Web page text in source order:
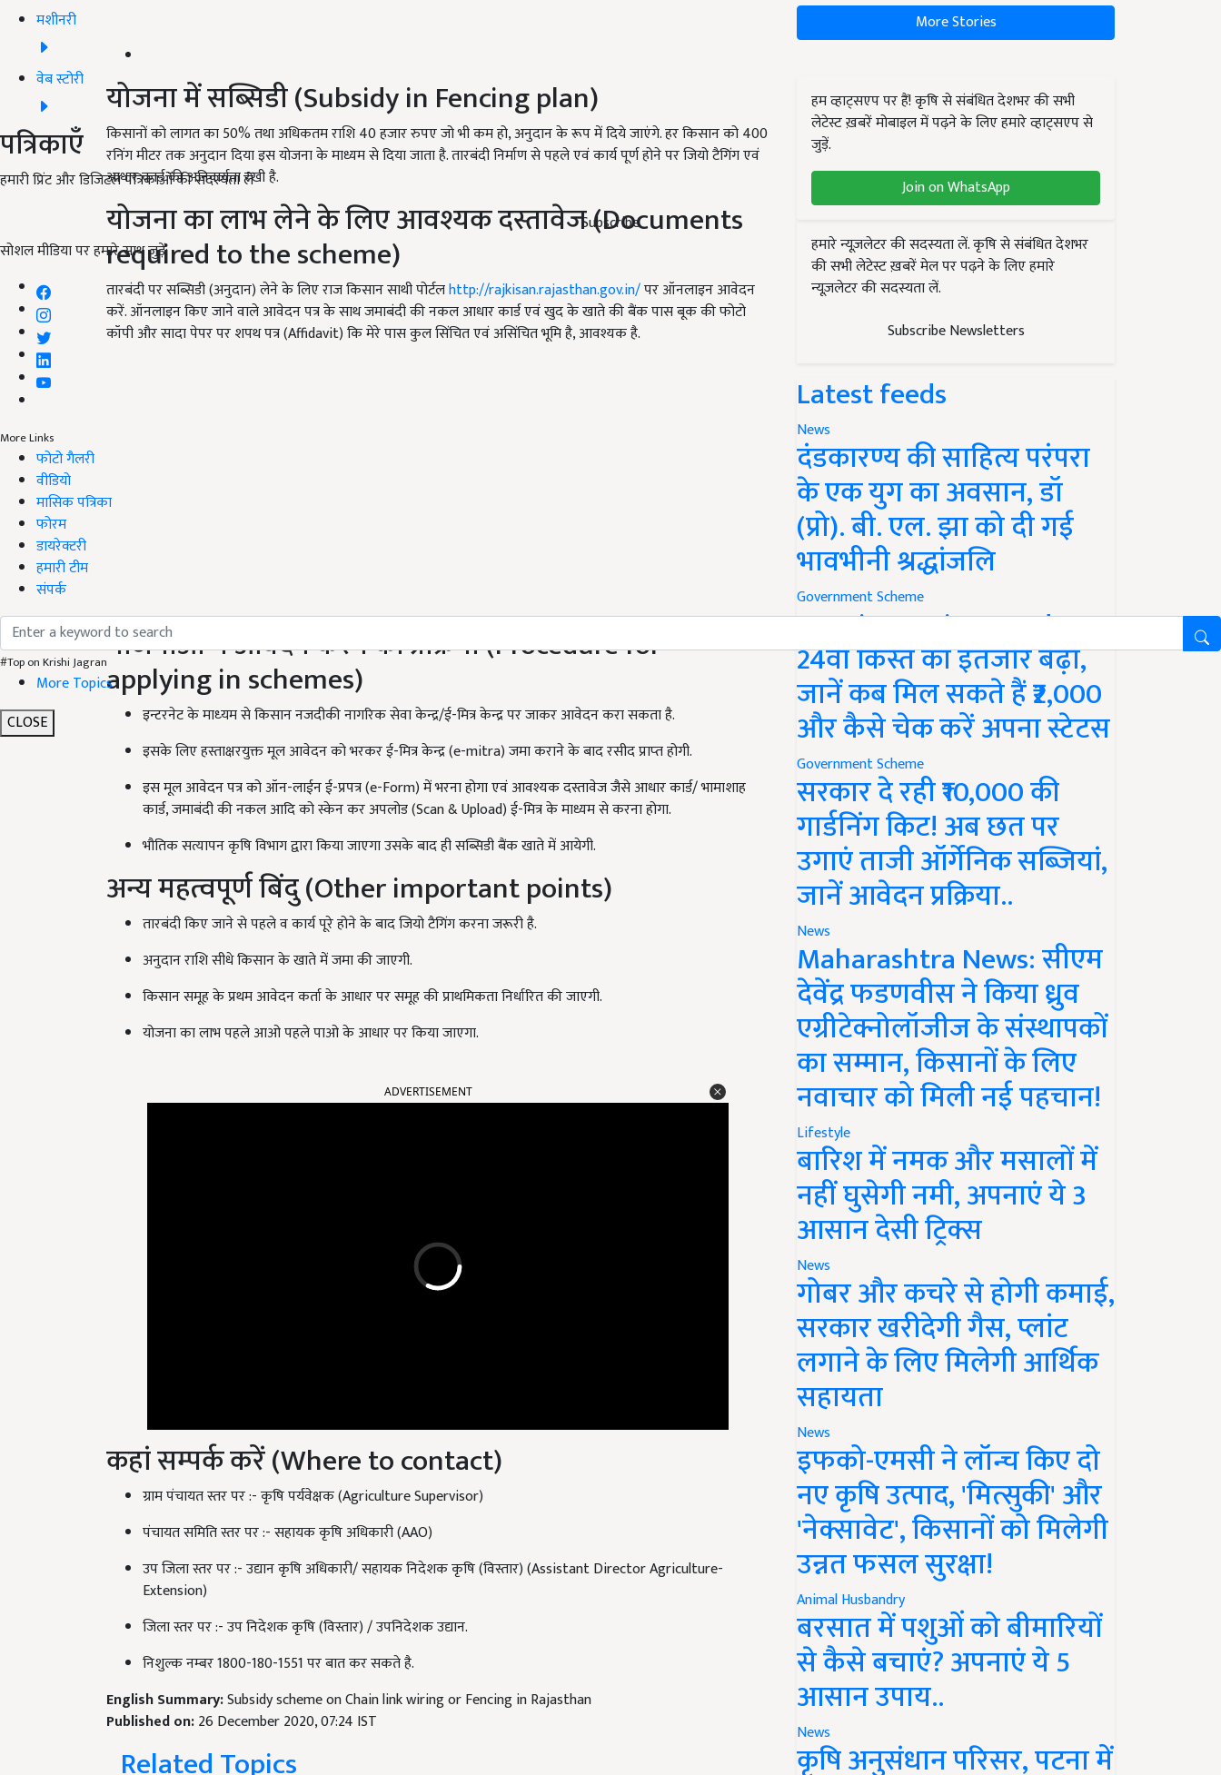
मशीनरी
वेब स्टोरी
पत्रिकाएँ
हमारी प्रिंट और डिजिटल पत्रिकाओं की सदस्यता लें
Subscribe
सोशल मीडिया पर हमारे साथ जुड़ें:
More Links
फोटो गैलरी
वीडियो
मासिक पत्रिका
फोरम
डायरेक्टरी
हमारी टीम
संपर्क
#Top on Krishi Jagran
More Topics
CLOSE
योजना में सब्सिडी (Subsidy in Fencing plan)
किसानों को लागत का 50% तथा अधिकतम राशि 40 हजार रुपए जो भी कम हो, अनुदान के रूप में दिये जाएंगे. हर किसान को 400
रनिंग मीटर तक अनुदान दिया इस योजना के माध्यम से दिया जाता है. तारबंदी निर्माण से पहले एवं कार्य पूर्ण होने पर जियो टैगिंग एवं
आधार कार्ड की अनिवार्यता रखी है.
योजना का लाभ लेने के लिए आवश्यक दस्तावेज (Documents
required to the scheme)
तारबंदी पर सब्सिडी (अनुदान) लेने के लिए राज किसान साथी पोर्टलhttp://rajkisan.rajasthan.gov.in/पर ऑनलाइन आवेदन
करें. ऑनलाइन किए जाने वाले आवेदन पत्र के साथ जमाबंदी की नकल आधार कार्ड एवं खुद के खाते की बैंक पास बूक की फोटो
कॉपी और सादा पेपर पर शपथ पत्र (Affidavit) कि मेरे पास कुल सिंचित एवं असिंचित भूमि है, आवश्यक है.
योजनाओ में आवेदन करने की प्रक्रिया (Procedure for
applying in schemes)
इन्टरनेट के माध्‍यम से किसान नजदीकी नागरिक सेवा केन्द्र/ई-मित्र केन्द्र पर जाकर आवेदन करा सकता है.
इसके लिए हस्ताक्षरयुक्त मूल आवेदन को भरकर ई-मित्र केन्द्र (e-mitra) जमा कराने के बाद रसीद प्राप्‍त होगी.
इस मूल आवेदन पत्र को ऑन-लाईन ई-प्रपत्र (e-Form) में भरना होगा एवं आवश्यक दस्तावेज जैसे आधार कार्ड/ भामाशाह
कार्ड, जमाबंदी की नकल आदि को स्केन कर अपलोड (Scan & Upload) ई-मित्र के माध्यम से करना होगा.
भौतिक सत्यापन कृषि विभाग द्वारा किया जाएगा उसके बाद ही सब्सिडी बैंक खाते में आयेगी.
अन्य महत्वपूर्ण बिंदु (Other important points)
तारबंदी किए जाने से पहले व कार्य पूरे होने के बाद जियो टैगिंग करना जरूरी है.
अनुदान राशि सीधे किसान के खाते में जमा की जाएगी.
किसान समूह के प्रथम आवेदन कर्ता के आधार पर समूह की प्राथमिकता निर्धारित की जाएगी.
योजना का लाभ पहले आओ पहले पाओ के आधार पर किया जाएगा.
कहां सम्पर्क करें (Where to contact)
ग्राम पंचायत स्तर पर :- कृषि पर्यवेक्षक (Agriculture Supervisor)
पंचायत समिति स्तर पर :- सहायक कृषि अधिकारी (AAO)
उप जिला स्तर पर :- उद्यान कृषि अधिकारी/ सहायक निदेशक कृषि (विस्तार) (Assistant Director Agriculture-
Extension)
जिला स्तर पर :- उप निदेशक कृषि (विस्तार) / उपनिदेशक उद्यान.
निशुल्क नम्बर 1800-180-1551 पर बात कर सकते है.
English Summary:
Subsidy scheme on Chain link wiring or Fencing in Rajasthan
Published on:26 December 2020, 07:24 IST
Related Topics
More Stories
हम व्हाट्सएप पर हैं! कृषि से संबंधित देशभर की सभी
लेटेस्ट ख़बरें मोबाइल में पढ़ने के लिए हमारे व्हाट्सएप से
जुड़ें.
Join on WhatsApp
हमारे न्यूज़लेटर की सदस्यता लें. कृषि से संबंधित देशभर
की सभी लेटेस्ट ख़बरें मेल पर पढ़ने के लिए हमारे
न्यूज़लेटर की सदस्यता लें.
Subscribe Newsletters
Latest feeds
News
दंडकारण्य की साहित्य परंपरा
के एक युग का अवसान, डॉ
(प्रो). बी. एल. झा को दी गई
भावभीनी श्रद्धांजलि
Government Scheme
PM Kisan Yojana Update:
24वीं किस्त का इंतजार बढ़ा,
जानें कब मिल सकते हैं ₹2,000
और कैसे चेक करें अपना स्टेटस
Government Scheme
सरकार दे रही ₹10,000 की
गार्डनिंग किट! अब छत पर
उगाएं ताजी ऑर्गेनिक सब्जियां,
जानें आवेदन प्रक्रिया..
News
Maharashtra News: सीएम
देवेंद्र फडणवीस ने किया ध्रुव
एग्रीटेक्नोलॉजीज के संस्थापकों
का सम्मान, किसानों के लिए
नवाचार को मिली नई पहचान!
Lifestyle
बारिश में नमक और मसालों में
नहीं घुसेगी नमी, अपनाएं ये 3
आसान देसी ट्रिक्स
News
गोबर और कचरे से होगी कमाई,
सरकार खरीदेगी गैस, प्लांट
लगाने के लिए मिलेगी आर्थिक
सहायता
News
इफको-एमसी ने लॉन्च किए दो
नए कृषि उत्पाद, 'मित्सुकी' और
'नेक्सावेट', किसानों को मिलेगी
उन्नत फसल सुरक्षा!
Animal Husbandry
बरसात में पशुओं को बीमारियों
से कैसे बचाएं? अपनाएं ये 5
आसान उपाय..
News
कृषि अनुसंधान परिसर, पटना में